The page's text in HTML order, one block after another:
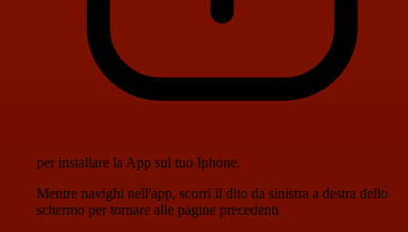
per installare la App sul tuo Iphone.
Mentre navighi nell'app, scorri il dito da sinistra a destra dello
schermo per tornare alle pagine precedenti